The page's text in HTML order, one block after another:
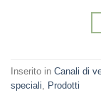
Inserito in Canali di
speciali
Prodotti